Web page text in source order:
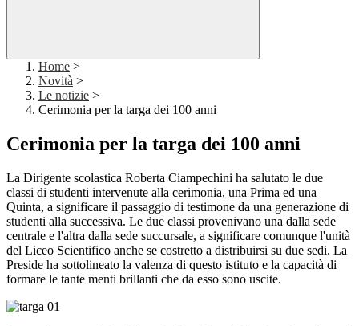
Home >
Novità >
Le notizie >
Cerimonia per la targa dei 100 anni
Cerimonia per la targa dei 100 anni
La Dirigente scolastica Roberta Ciampechini ha salutato le due
classi di studenti intervenute alla cerimonia, una Prima ed una
Quinta, a significare il passaggio di testimone da una generazione di
studenti alla successiva. Le due classi provenivano una dalla sede
centrale e l'altra dalla sede succursale, a significare comunque l'unità
del Liceo Scientifico anche se costretto a distribuirsi su due sedi. La
Preside ha sottolineato la valenza di questo istituto e la capacità di
formare le tante menti brillanti che da esso sono uscite.